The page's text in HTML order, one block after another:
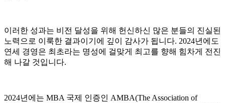
이러한 성과는 비전 달성을 위해 헌신하신 많은 분들의 진실된
노력으로 이룩한 결과이기에 깊이 감사가 됩니다. 2024년에도
연세 경영은 최초라는 명성에 걸맞게 최고를 향해 힘차게 전진
해 나갈 것입니다.
2024년에는 MBA 국제 인증인 AMBA(The Association of